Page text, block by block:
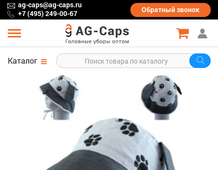
ag-caps@ag-caps.ru
+7 (495) 249-00-67
Обратныйзвонок
Каталог